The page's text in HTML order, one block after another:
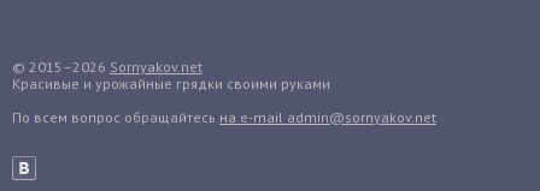
Гуава
Гузмания
Дайкон
© 2015–2026 Sornyakov.net
Красивые и урожайные грядки своими руками
По всем вопрос обращайтесь на e-mail admin@sornyakov.net